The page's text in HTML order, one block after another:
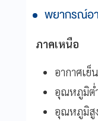
พยากรณ์อา
ภาคเหนือ
อากาศเ
อุณหภูมิต่
อุณหภูมิสู